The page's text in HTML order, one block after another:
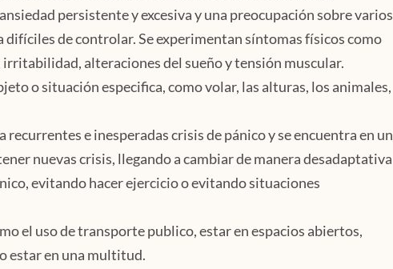
persistente y excesiva y una preocupación sobre varios
difíciles de controlar. Se experimentan síntomas físicos como
alteraciones del sueño y tensión muscular.
o situación especifica, como volar, las alturas, los animales,
recurrentes e inesperadas crisis de pánico y se encuentra en un
nuevas crisis, llegando a cambiar de manera desadaptativa
evitando hacer ejercicio o evitando situaciones
el uso de transporte publico, estar en espacios abiertos,
estar en una multitud.